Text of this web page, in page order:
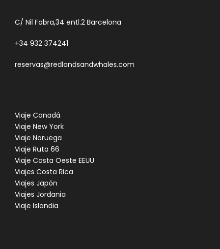
C/ Nil Fabra,34 entl.2 Barcelona
+34 932 374241
reservas@redlandsandwhales.com
Viaje Canadá
Viaje New York
Viaje Noruega
Viaje Ruta 66
Viaje Costa Oeste EEUU
Viajes Costa Rica
Viajes Japón
Viajes Jordania
Viaje Islandia